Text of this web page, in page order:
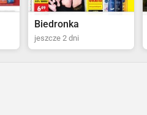
POLOmarket
jeszcze 5 dni